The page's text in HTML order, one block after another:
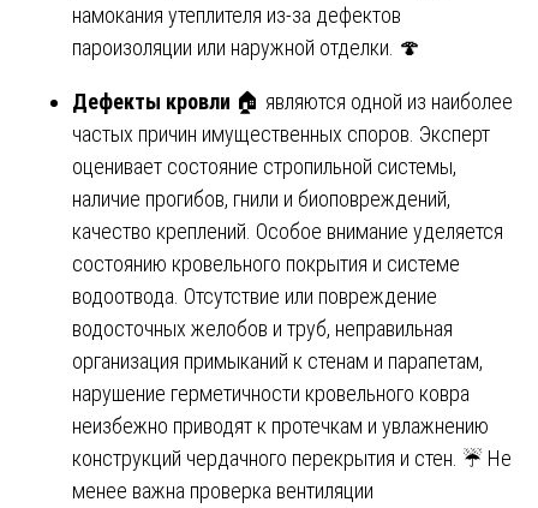
намокания утеплителя из-за дефектов
пароизоляции или наружной отделки. 🍄
Дефекты кровли 🏠 являются одной из наиболее
частых причин имущественных споров. Эксперт
оценивает состояние стропильной системы,
наличие прогибов, гнили и биоповреждений,
качество креплений. Особое внимание уделяется
состоянию кровельного покрытия и системе
водоотвода. Отсутствие или повреждение
водосточных желобов и труб, неправильная
организация примыканий к стенам и парапетам,
нарушение герметичности кровельного ковра
неизбежно приводят к протечкам и увлажнению
конструкций чердачного перекрытия и стен. ☔ Не
менее важна проверка вентиляции